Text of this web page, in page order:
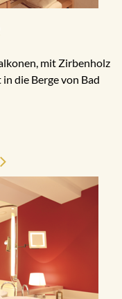
mit Zirbenholz
die Berge von Bad